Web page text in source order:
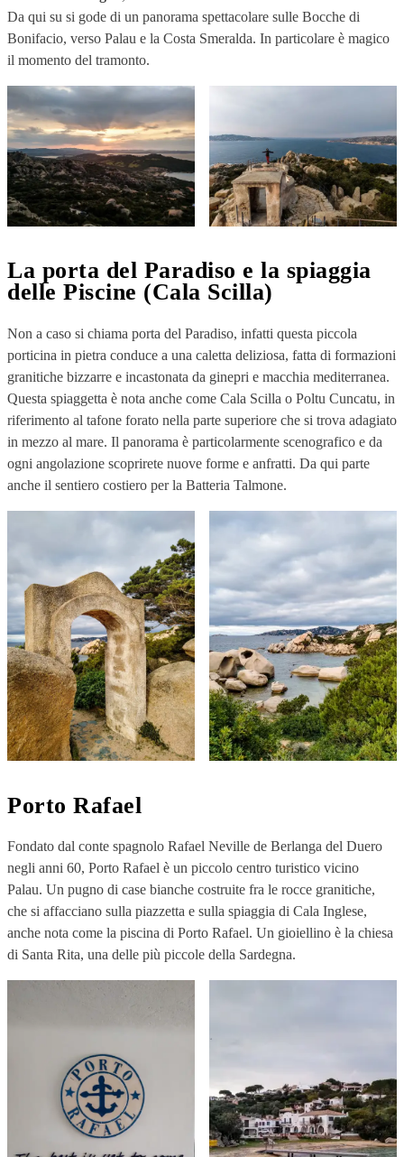
Da qui su si gode di un panorama spettacolare sulle Bocche di
Bonifacio, verso Palau e la Costa Smeralda. In particolare è magico
il momento del tramonto.
La porta del Paradiso e la spiaggia
delle Piscine (Cala Scilla)
Non a caso si chiama porta del Paradiso, infatti questa piccola
porticina in pietra conduce a una caletta deliziosa, fatta di formazioni
granitiche bizzarre e incastonata da ginepri e macchia mediterranea.
Questa spiaggetta è nota anche come Cala Scilla o Poltu Cuncatu, in
riferimento al tafone forato nella parte superiore che si trova adagiato
in mezzo al mare. Il panorama è particolarmente scenografico e da
ogni angolazione scoprirete nuove forme e anfratti. Da qui parte
anche il sentiero costiero per la Batteria Talmone.
Porto Rafael
Fondato dal conte spagnolo Rafael Neville de Berlanga del Duero
negli anni 60, Porto Rafael è un piccolo centro turistico vicino
Palau. Un pugno di case bianche costruite fra le rocce granitiche,
che si affacciano sulla piazzetta e sulla spiaggia di Cala Inglese,
anche nota come la piscina di Porto Rafael. Un gioiellino è la chiesa
di Santa Rita, una delle più piccole della Sardegna.